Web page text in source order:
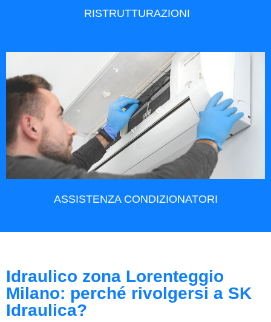
RISTRUTTURAZIONI
ASSISTENZA CONDIZIONATORI
Idraulico zona Lorenteggio
Milano: perché rivolgersi a SK
Idraulica?